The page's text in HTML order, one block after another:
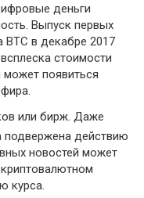
деньги
Выпуск первых
в декабре 2017
стоимости
появиться
или бирж. Даже
действию
новостей может
курса.